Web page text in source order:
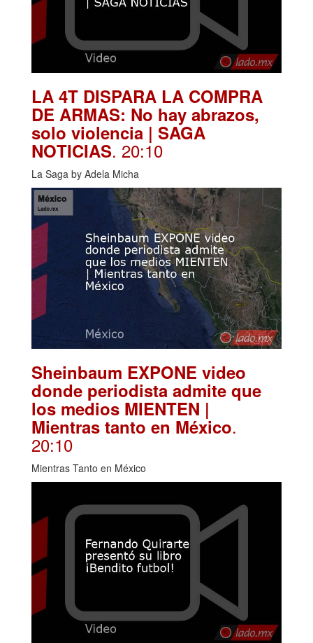
LA 4T DISPARA LA COMPRA
DE ARMAS: No hay abrazos,
solo violencia | SAGA
NOTICIAS. 20:10
La Saga by Adela Micha
Sheinbaum EXPONE video
donde periodista admite que
los medios MIENTEN |
Mientras tanto en México.
20:10
Mientras Tanto en México